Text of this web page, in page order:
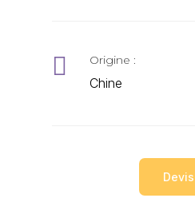
 Origine :
Chine
Devis